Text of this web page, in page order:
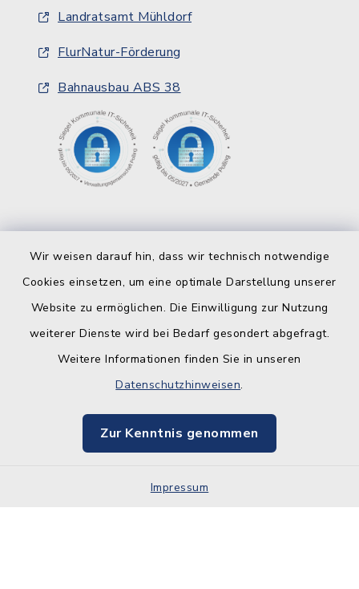
Wir weisen darauf hin, dass wir technisch notwendige
Cookies einsetzen, um eine optimale Darstellung unserer
Website zu ermöglichen. Die Einwilligung zur Nutzung
weiterer Dienste wird bei Bedarf gesondert abgefragt.
Weitere Informationen finden Sie in unseren
Datenschutzhinweisen.
Zur Kenntnis genommen
Impressum
Landratsamt Mühldorf
FlurNatur-Förderung
Bahnausbau ABS 38
Barrierefreiheit
Impressum
Sitemap